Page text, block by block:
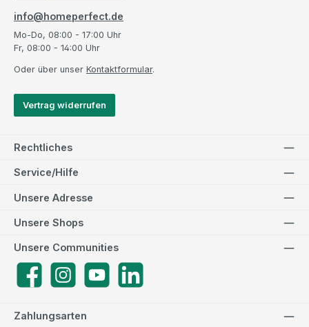
info@homeperfect.de
Mo-Do, 08:00 - 17:00 Uhr
Fr, 08:00 - 14:00 Uhr
Oder über unser Kontaktformular.
Vertrag widerrufen
Rechtliches
Service/Hilfe
Zahlungsarten
Unsere Adresse
Unsere Communities
FacebookInstagramYouTube
Unsere Shops